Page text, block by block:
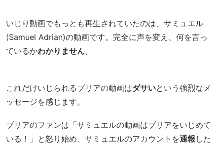
いじり動画でもっとも再生されていたのは、サミュエル
(Samuel Adrian)の動画です。完全に声を変え、何を言っ
ているかわかりません。
これだけいじられるブリアの動画はダサいという強烈なメ
ッセージを感じます。
ブリアのファンは「サミュエルの動画はブリアをいじめて
いる！」と怒り始め、サミュエルのアカウントを通報 した